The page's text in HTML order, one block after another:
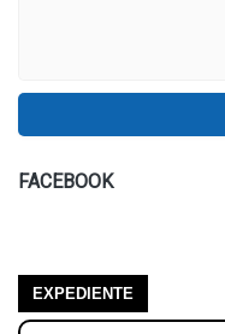
FACEBOOK
EXPEDIENTE